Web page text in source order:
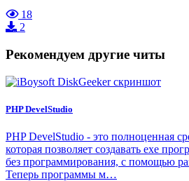
18
2
Рекомендуем другие читы
PHP DevelStudio
PHP DevelStudio - это полноценная
которая позволяет создавать exe
без программирования, с помощью
Теперь программы м…